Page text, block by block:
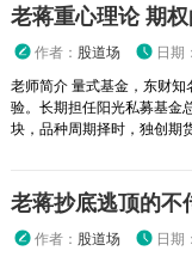
老蒋重心理论 期
作者： 股道场 日期
老师简介 量式基金，东财
验。长期担任阳光私募基金
块，品种周期择时，独创期
老蒋抄底逃顶的不
作者： 股道场 日期